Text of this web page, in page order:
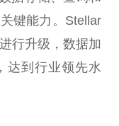
键能力。Stellar
行升级，数据加
达到行业领先水